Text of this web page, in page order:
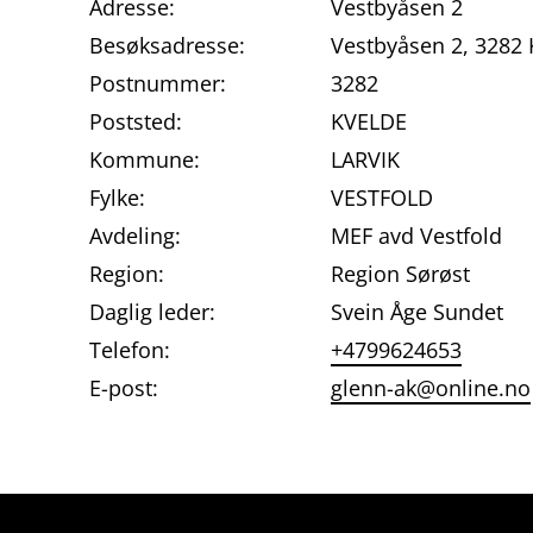
Adresse:
Vestbyåsen 2
Besøksadresse:
Vestbyåsen 2, 3282
Postnummer:
3282
Poststed:
KVELDE
Kommune:
LARVIK
Fylke:
VESTFOLD
Avdeling:
MEF avd Vestfold
Region:
Region Sørøst
Daglig leder:
Svein Åge Sundet
Telefon:
+4799624653
E-post:
glenn-ak@online.no